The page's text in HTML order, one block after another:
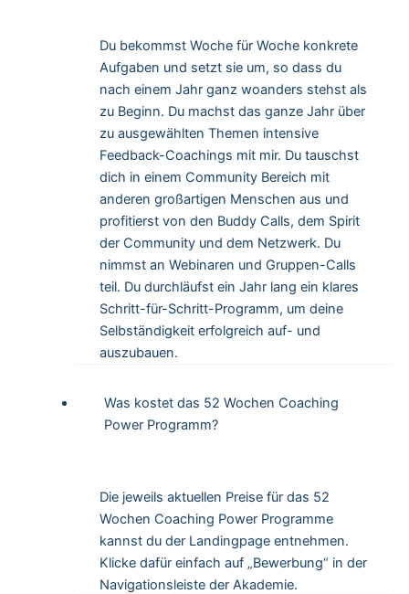
Du bekommst Woche für Woche konkrete
Aufgaben und setzt sie um, so dass du
nach einem Jahr ganz woanders stehst als
zu Beginn. Du machst das ganze Jahr über
zu ausgewählten Themen intensive
Feedback-Coachings mit mir. Du tauschst
dich in einem Community Bereich mit
anderen großartigen Menschen aus und
profitierst von den Buddy Calls, dem Spirit
der Community und dem Netzwerk. Du
nimmst an Webinaren und Gruppen-Calls
teil. Du durchläufst ein Jahr lang ein klares
Schritt-für-Schritt-Programm, um deine
Selbständigkeit erfolgreich auf- und
auszubauen.
Was kostet das 52 Wochen Coaching
Power Programm?
Die jeweils aktuellen Preise für das 52
Wochen Coaching Power Programme
kannst du der Landingpage entnehmen.
Klicke dafür einfach auf „Bewerbung“ in der
Navigationsleiste der Akademie.